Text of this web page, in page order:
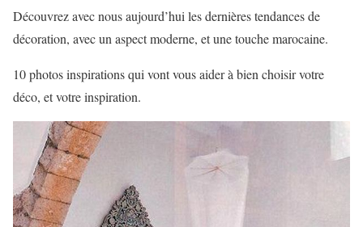
Découvrez avec nous aujourd’hui les dernières tendances de
décoration, avec un aspect moderne, et une touche marocaine.
10 photos inspirations qui vont vous aider à bien choisir votre
déco, et votre inspiration.